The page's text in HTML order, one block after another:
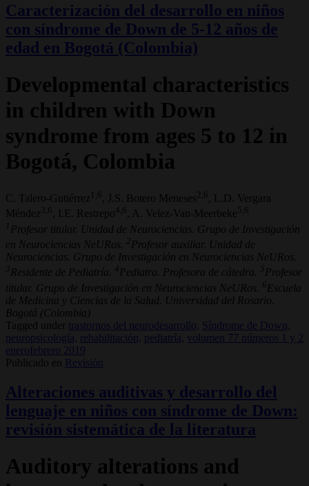
Caracterización del desarrollo en niños
con síndrome de Down de 5-12 años de
edad en Bogotá (Colombia)
Developmental characteristics
in children with Down
syndrome from ages 5 to 12 in
Bogotá, Colombia
C. Talero-Gutiérrez 1,6 , J.S. Botero Meneses 2,6
, L.D. Vergara
Méndez 3,6 , I.E. Restrepo4,6 , A. Velez-Van-Meerbeke5,6
1 Profesor titular. Unidad de Neurociencias. Grupo de Investigación
en Neurociencias NeURos.
2 Profesor auxiliar. Unidad de
Neurociencias. Grupo de Investigación en Neurociencias NeURos.
3 Residente de Pediatría. 4 Pediatra. Profesora de cátedra. 5 Profesor
titular. Grupo de Investigación en Neurociencias NeURos. 6 Escuela
de Medicina y Ciencias de la Salud. Universidad del Rosario.
Bogotá (Colombia)
Tagged under
trastornos del neurodesarrollo,
Síndrome de Down,
neuropsicología,
rehabilitación, pediatría, volumen 77 números 1 y 2
enerofebrero 2019
Publicado en
Revisión
Alteraciones auditivas y desarrollo del
lenguaje en niños con síndrome de Down:
revisión sistemática de la literatura
Auditory alterations and